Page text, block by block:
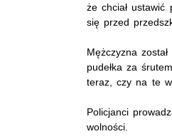
że chciał ustawić
się przed
Mężczyzna
pudełka za
teraz, czy na te
Policjanci
wolności.